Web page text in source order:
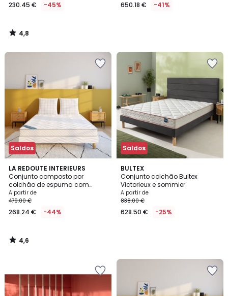
230.45 € -45%
4,8
/
650.18 € -41%
Saldos
LA REDOUTE INTERIEURS
Conjunto composto por
colchão de espuma com
densidade de 25 kg, firmeza
média, conforto macio + estr
A partir de
479.00 €
268.24 € -44%
4,6
/ 5
4,6
/
Saldos
BULTEX
Conjunto colchão Bultex
Victorieux e sommier
A partir de
838.00 €
628.50 € -25%